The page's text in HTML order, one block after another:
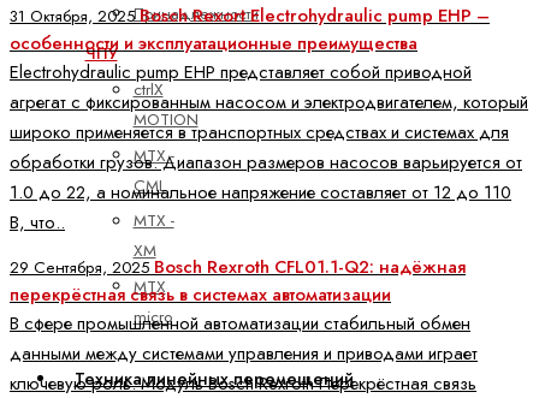
Принадлежности
ЧПУ
ctrlX
MOTION
MTX -
CML
MTX -
XM
MTX
micro
Техника линейных перемещений
31 Октября, 2025Bosch Rexort Electrohydraulic pump EHP –
особенности и эксплуатационные преимущества
Electrohydraulic pump EHP представляет собой приводной
агрегат с фиксированным насосом и электродвигателем, который
широко применяется в транспортных средствах и системах для
обработки грузов. Диапазон размеров насосов варьируется от
1.0 до 22, а номинальное напряжение составляет от 12 до 110
В, что..
29 Сентября, 2025 Bosch Rexroth CFL01.1-Q2: надёжная
перекрёстная связь в системах автоматизации
В сфере промышленной автоматизации стабильный обмен
данными между системами управления и приводами играет
ключевую роль. Модуль Bosch Rexroth Перекрёстная связь